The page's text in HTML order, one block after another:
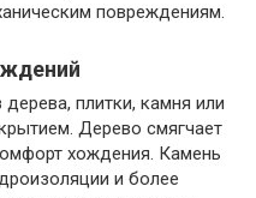
повреждениям.
плитки, камня или
Дерево смягчает
хождения. Камень
и более